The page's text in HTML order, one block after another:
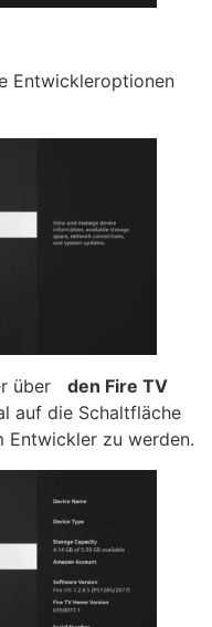
Entwickleroptionen
über den Fire TV
auf die Schaltfläche
Entwickler zu werden.